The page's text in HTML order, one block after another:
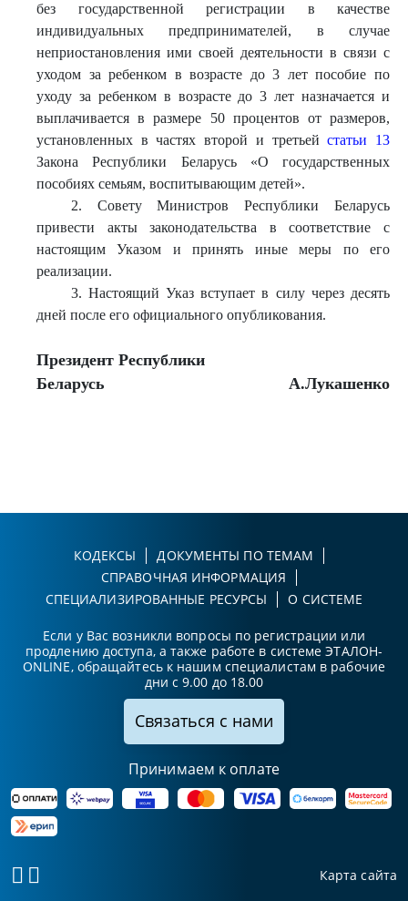
без государственной регистрации в качестве
индивидуальных предпринимателей, в случае
неприостановления ими своей деятельности в связи с
уходом за ребенком в возрасте до 3 лет пособие по
уходу за ребенком в возрасте до 3 лет назначается и
выплачивается в размере 50 процентов от размеров,
установленных в частях второй и третьейстатьи 13
Закона Республики Беларусь «О государственных
пособиях семьям, воспитывающим детей».
2. Совету Министров Республики Беларусь
привести акты законодательства в соответствие с
настоящим Указом и принять иные меры по его
реализации.
3. Настоящий Указ вступает в силу через десять
дней после его официального опубликования.
Президент Республики
Беларусь
А.Лукашенко
КОДЕКСЫ
ДОКУМЕНТЫ ПО ТЕМАМ
СПРАВОЧНАЯ ИНФОРМАЦИЯ
СПЕЦИАЛИЗИРОВАННЫЕ РЕСУРСЫ
О СИСТЕМЕ
Если у Вас возникли вопросы по регистрации или
продлению доступа, а также работе в системе ЭТАЛОН-
ONLINE, обращайтесь к нашим специалистам в рабочие
дни с 9.00 до 18.00
Связаться с нами
Принимаем к оплате
Карта сайта